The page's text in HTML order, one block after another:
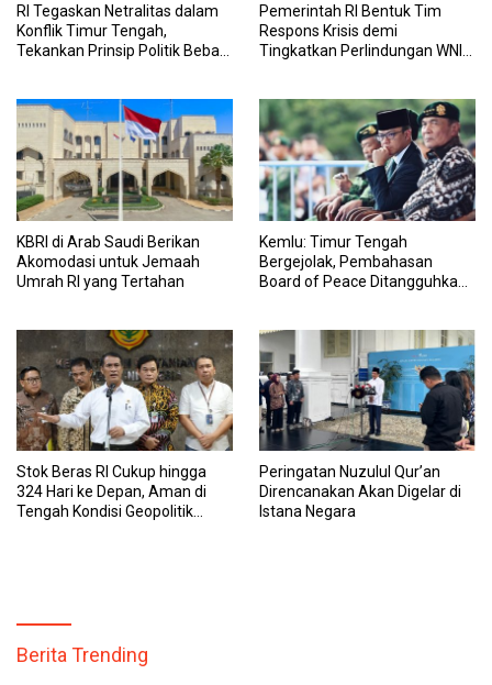
RI Tegaskan Netralitas dalam
Konflik Timur Tengah,
Tekankan Prinsip Politik Bebas
Pemerintah RI Bentuk Tim
Respons Krisis demi
Tingkatkan Perlindungan WNI
KBRI di Arab Saudi Berikan
Akomodasi untuk Jemaah
Umrah RI yang Tertahan
Kemlu: Timur Tengah
Bergejolak, Pembahasan
Board of Peace Ditangguhkan
Stok Beras RI Cukup hingga
324 Hari ke Depan, Aman di
Tengah Kondisi Geopolitik
Peringatan Nuzulul Qur’an
Direncanakan Akan Digelar di
Istana Negara
Berita Trending